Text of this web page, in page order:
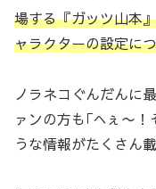
場する『ガッツ山本
ャラクターの設定に
ノラネコぐんだんに
ァンの方も｢へぇ〜
うな情報がたくさん